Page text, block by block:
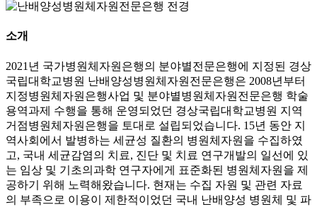
소개
2021년 국가병원체자원은행의 분야별전문은행에 지정된 경상
국립대학교병원 난배양성병원체자원전문은행은 2008년부터
지정병원체자원은행사업 및 분야별병원체자원전문은행 학술
용역과제 수행을 통해 운영되었던 경상국립대학교병원 지역
거점병원체자원은행을 토대로 설립되었습니다. 15년 동안 지
역사회에서 발병하는 세균성 질환의 병원체자원을 수집하였
고, 국내 세균감염의 치료, 진단 및 치료 연구개발의 일선에 있
는 임상 및 기초의과학 연구자에게 표준화된 병원체자원을 제
공하기 위해 노력해왔습니다. 현재는 수집 자원 및 관련 자료
의 부족으로 이용이 제한적이었던 국내 난배양성 병원체 및 파